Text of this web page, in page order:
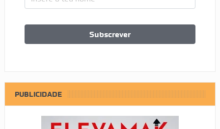
PUBLICIDADE